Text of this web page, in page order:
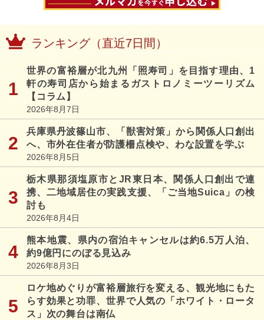
ランキング（直近7日間）
世界の富裕層が北九州「照寿司」を目指す理由、1
軒の寿司店から始まるガストロノミーツーリズム
【コラム】
2026年8月7日
兵庫県丹波篠山市、「獣害対策」から関係人口創出
へ、市外在住者が防護柵点検や、わな設置を学ぶ
2026年8月5日
栃木県那須塩原市とJR東日本、関係人口創出で連
携、二地域居住の実践支援、「ご当地Suica」の検
討も
2026年8月4日
熊本地震、県内の宿泊キャンセルは約6.5万人泊、
約9億円にのぼる見込み
2026年8月3日
ロケ地めぐりが富裕層旅行を変える、観光地にもた
らす効果と功罪、世界で人気の「ホワイト・ロータ
ス」次の舞台は南仏